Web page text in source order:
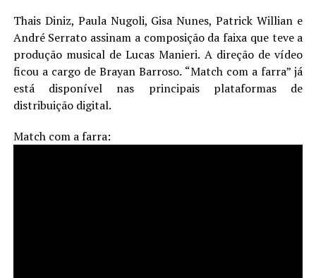
Thais Diniz, Paula Nugoli, Gisa Nunes, Patrick Willian e
André Serrato assinam a composição da faixa que teve a
produção musical de Lucas Manieri. A direção de vídeo
ficou a cargo de Brayan Barroso. “Match com a farra” já
está disponível nas principais plataformas de
distribuição digital.
Match com a farra: